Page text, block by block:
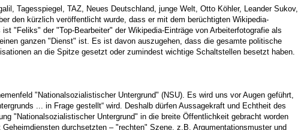
Tagesspiegel, TAZ, Neues Deutschland, junge Welt, Otto Köhler, Leander Sukov,
den kürzlich veröffentlicht wurde, dass er mit dem berüchtigten Wikipedia-
"Feliks" der "Top-Bearbeiter" der Wikipedia-Einträge von Arbeiterfotografie als
ganzen "Dienst" ist. Es ist davon auszugehen, dass die gesamte politische
an die Spitze gesetzt oder zumindest wichtige Schaltstellen besetzt haben.
"Nationalsozialistischer Untergrund" (NSU). Es wird uns vor Augen geführt,
... in Frage gestellt“ wird. Deshalb dürfen Aussagekraft und Echtheit des
"Nationalsozialistischer Untergrund" in die breite Öffentlichkeit gebracht worden
durchsetzten – "rechten" Szene, z.B. Argumentationsmuster und